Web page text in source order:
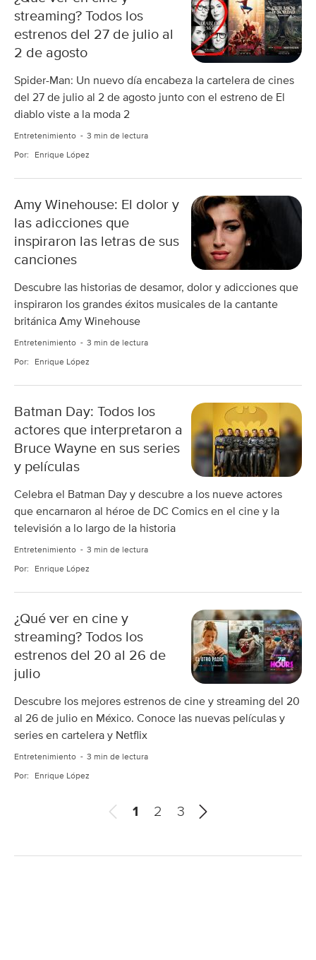
streaming? Todos los
estrenos del 27 de julio al
2 de agosto
Spider-Man: Un nuevo día encabeza la cartelera de cines
del 27 de julio al 2 de agosto junto con el estreno de El
diablo viste a la moda 2
Entretenimiento 3 min de lectura
Por: Enrique López
Amy Winehouse: El dolor y
las adicciones que
inspiraron las letras de sus
canciones
Descubre las historias de desamor, dolor y adicciones que
inspiraron los grandes éxitos musicales de la cantante
británica Amy Winehouse
Entretenimiento 3 min de lectura
Por: Enrique López
Batman Day: Todos los
actores que interpretaron a
Bruce Wayne en sus series
y películas
Celebra el Batman Day y descubre a los nueve actores
que encarnaron al héroe de DC Comics en el cine y la
televisión a lo largo de la historia
Entretenimiento 3 min de lectura
Por: Enrique López
¿Qué ver en cine y
streaming? Todos los
estrenos del 20 al 26 de
julio
Descubre los mejores estrenos de cine y streaming del 20
al 26 de julio en México. Conoce las nuevas películas y
series en cartelera y Netflix
Entretenimiento 3 min de lectura
Por: Enrique López
e
1 2 3
u